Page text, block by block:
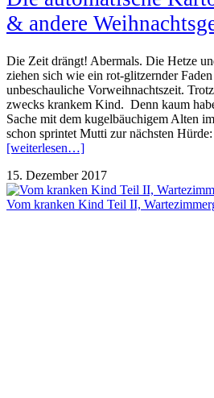
& andere
Die Zeit drängt! Abermals. Die Hetze
ziehen sich wie ein rot-glitzernder
unbeschauliche Vorweihnachtszeit.
zwecks krankem Kind. Denn kaum
Sache mit dem kugelbäuchigem Alten
schon sprintet Mutti zur nächsten
[weiterlesen…]
15. Dezember 2017
Vom kranken Kind Teil II,